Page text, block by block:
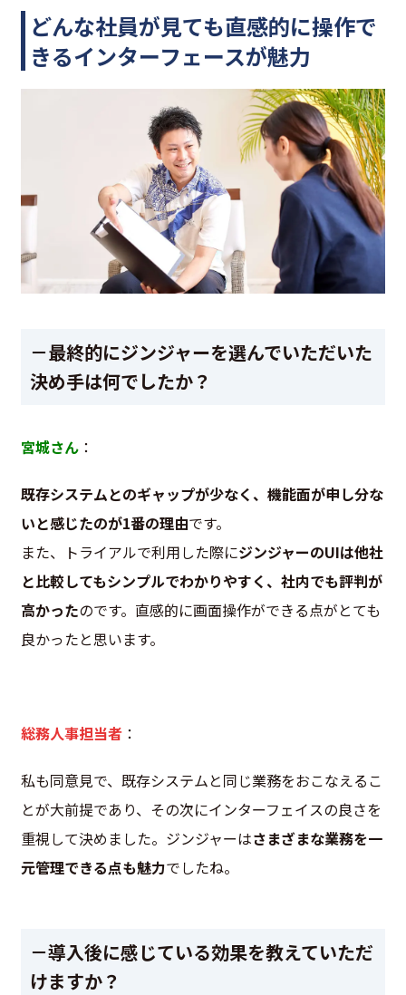
どんな社員が見ても直感的に操作で
きるインターフェースが魅力
－最終的にジンジャーを選んでいただいた
決め手は何でしたか？
宮城さん ：
既存システムとのギャップが少なく、機能面が申し分な
いと感じたのが1番の理由です。
また、トライアルで利用した際にジンジャーのUIは他社
と比較してもシンプルでわかりやすく、社内でも評判が
高かったのです。直感的に画面操作ができる点がとても
良かったと思います。
総務人事担当者 ：
私も同意見で、既存システムと同じ業務をおこなえるこ
とが大前提であり、その次にインターフェイスの良さを
重視して決めました。ジンジャーはさまざまな業務を一
元管理できる点も魅力でしたね。
－導入後に感じている効果を教えていただ
けますか？